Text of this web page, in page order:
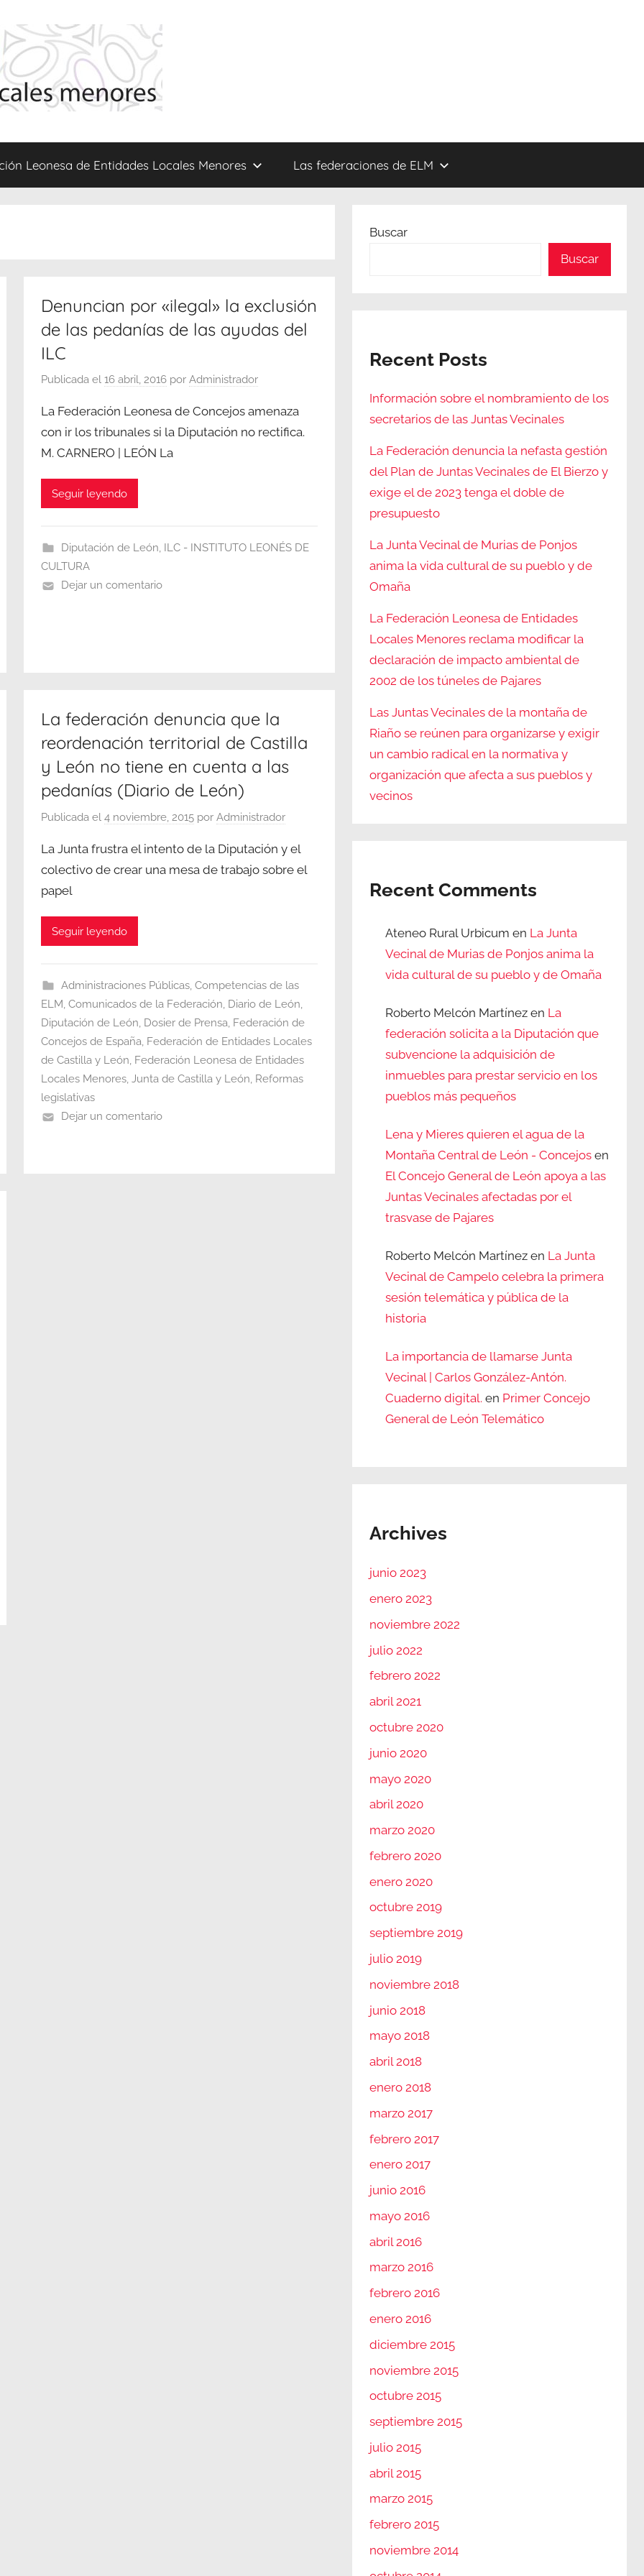
Leonesa de Entidades Locales Menores Las federaciones de ELM
Denuncian por «ilegal» la exclusión
de las pedanías de las ayudas del
ILC
Publicada el16 abril, 2016 porAdministrador
La Federación Leonesa de Concejos amenaza
con ir los tribunales si la Diputación no rectifica.
M. CARNERO | LEÓN La
Seguir leyendo
Diputación de León, ILC - INSTITUTO LEONÉS DE
CULTURA
Dejar un comentario
La federación denuncia que la
reordenación territorial de Castilla
y León no tiene en cuenta a las
pedanías (Diario de León)
Publicada el4 noviembre, 2015 porAdministrador
La Junta frustra el intento de la Diputación y el
colectivo de crear una mesa de trabajo sobre el
papel
Seguir leyendo
Administraciones Públicas, Competencias de las
ELM,Comunicados de la Federación, Diario de León,
Diputación de León, Dosier de Prensa, Federación de
Concejos de España, Federación de Entidades Locales
de Castilla y León, Federación Leonesa de Entidades
Locales Menores,Junta de Castilla y León, Reformas
legislativas
Dejar un comentario
Buscar
Buscar
Recent Posts
Información sobre el nombramiento de los
secretarios de las Juntas Vecinales
La Federación denuncia la nefasta gestión
del Plan de Juntas Vecinales de El Bierzo y
exige el de 2023 tenga el doble de
presupuesto
La Junta Vecinal de Murias de Ponjos
anima la vida cultural de su pueblo y de
Omaña
La Federación Leonesa de Entidades
Locales Menores reclama modificar la
declaración de impacto ambiental de
2002 de los túneles de Pajares
Las Juntas Vecinales de la montaña de
Riaño se reúnen para organizarse y exigir
un cambio radical en la normativa y
organización que afecta a sus pueblos y
vecinos
Recent Comments
Ateneo Rural Urbicum en La Junta
Vecinal de Murias de Ponjos anima la
vida cultural de su pueblo y de Omaña
Roberto Melcón Martínezen La
federación solicita a la Diputación que
subvencione la adquisición de
inmuebles para prestar servicio en los
pueblos más pequeños
Lena y Mieres quieren el agua de la
Montaña Central de León - Concejosen
El Concejo General de León apoya a las
Juntas Vecinales afectadas por el
trasvase de Pajares
Roberto Melcón Martínezen La Junta
Vecinal de Campelo celebra la primera
sesión telemática y pública de la
historia
La importancia de llamarse Junta
Vecinal | Carlos González-Antón.
Cuaderno digital. en Primer Concejo
General de León Telemático
Archives
junio 2023
enero 2023
noviembre 2022
julio 2022
febrero 2022
abril 2021
octubre 2020
junio 2020
mayo 2020
abril 2020
marzo 2020
febrero 2020
enero 2020
octubre 2019
septiembre 2019
julio 2019
noviembre 2018
junio 2018
mayo 2018
abril 2018
enero 2018
marzo 2017
febrero 2017
enero 2017
junio 2016
mayo 2016
abril 2016
marzo 2016
febrero 2016
enero 2016
diciembre 2015
noviembre 2015
octubre 2015
septiembre 2015
julio 2015
abril 2015
marzo 2015
febrero 2015
noviembre 2014